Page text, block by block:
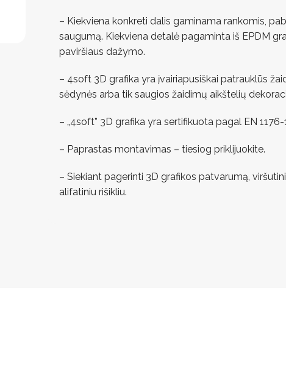
– Kiekviena konkreti dalis gaminama rankomis,
saugumą. Kiekviena detalė pagaminta iš EPDM
paviršiaus dažymo.
– 4soft 3D grafika yra įvairiapusiškai patrauklūs
sėdynės arba tik saugios žaidimų aikštelių
– „4soft” 3D grafika yra sertifikuota pagal EN
– Paprastas montavimas – tiesiog priklijuokite.
– Siekiant pagerinti 3D grafikos patvarumą,
alifatiniu rišikliu.